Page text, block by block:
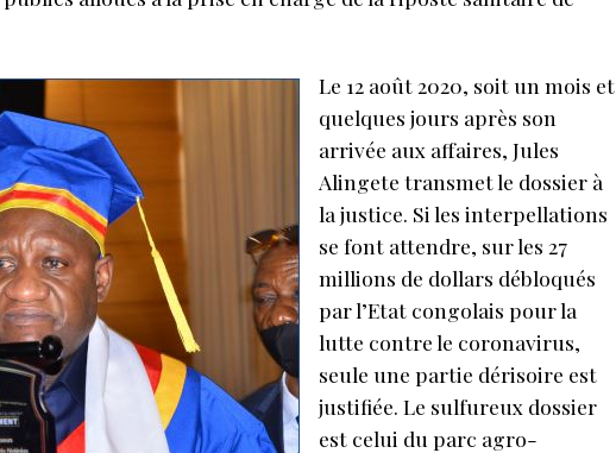
Le 12 août 2020, soit un mois et
quelques jours après son
arrivée aux affaires, Jules
Alingete transmet le dossier à
la justice. Si les interpellations
se font attendre, sur les 27
millions de dollars débloqués
par l’Etat congolais pour la
lutte contre le coronavirus,
seule une partie dérisoire est
justifiée. Le sulfureux dossier
est celui du parc agro-